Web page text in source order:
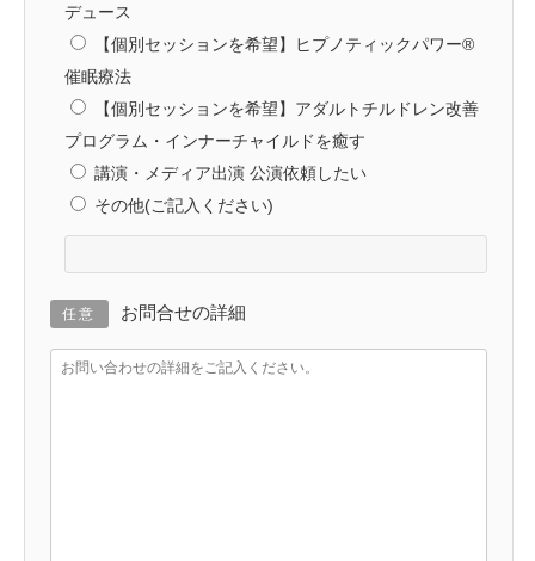
デュース
【個別セッションを希望】ヒプノティックパワー®️
催眠療法
【個別セッションを希望】アダルトチルドレン改善
プログラム・インナーチャイルドを癒す
講演・メディア出演 公演依頼したい
その他(ご記入ください)
任意 お問合せの詳細